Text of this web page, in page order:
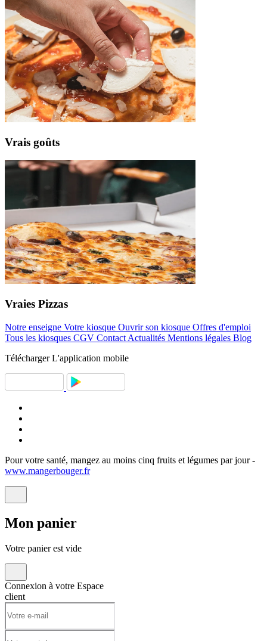
Vrais goûts
Vraies Pizzas
Notre enseigne Votre kiosque Ouvrir son kiosque Offres d'emploi
Tous les kiosques CGV Contact Actualités Mentions légales Blog
Télécharger L'application mobile
Pour votre santé, mangez au moins cinq fruits et légumes par jour -
www.mangerbouger.fr
Mon panier
Votre panier est vide
Connexion à votre Espace
client